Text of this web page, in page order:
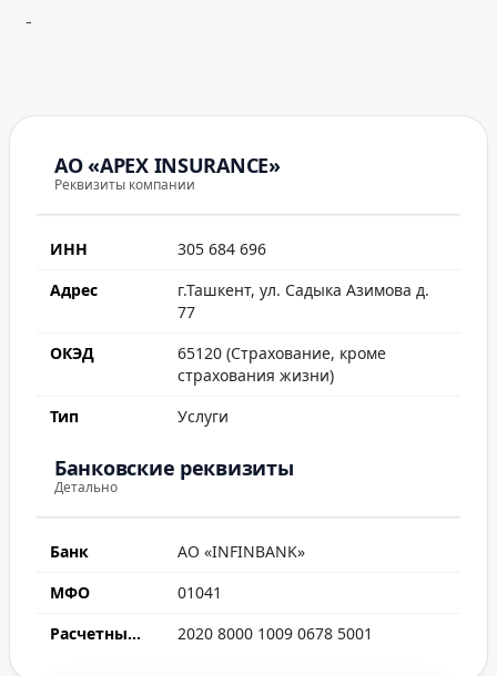
-
АО «APEX INSURANCE»
Реквизиты компании
ИНН
305 684 696
Адрес
г.Ташкент, ул. Садыка Азимова д.
77
ОКЭД
65120 (Страхование, кроме
страхования жизни)
Тип
Услуги
Банковские реквизиты
Детально
Банк
АО «INFINBANK»
МФО
01041
Расчетный счет
2020 8000 1009 0678 5001